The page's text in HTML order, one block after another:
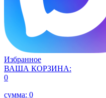
Избранное
ВАША КОРЗИНА:
0
сумма: 0